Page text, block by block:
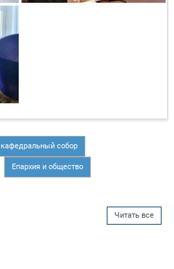
собор
Епархия и общество
Читать все